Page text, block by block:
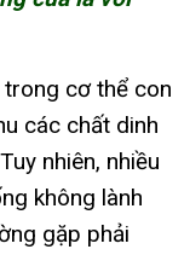
cơ thể con
các chất dinh
nhiên, nhiều
không lành
gặp phải